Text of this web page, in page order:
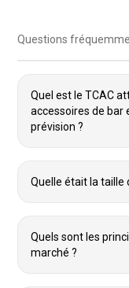
Questions
Quel est le TCAC
accessoires de bar
prévision ?
Quelle était la taille
Quels sont les
marché ?